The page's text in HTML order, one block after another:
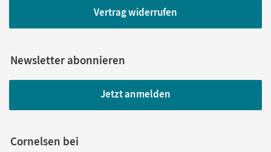
Vertrag widerrufen
Newsletter abonnieren
Jetzt anmelden
Cornelsen bei